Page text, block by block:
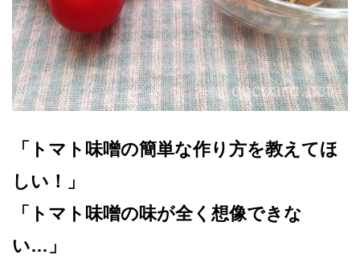
「トマト味噌の簡単な作り方を教えてほ
しい！」
「トマト味噌の味が全く想像できな
い…」